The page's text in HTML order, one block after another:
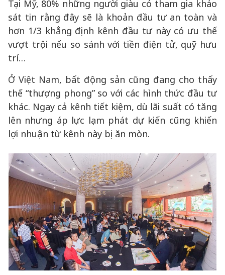
Tại Mỹ, 80% những người giàu có tham gia khảo
sát tin rằng đây sẽ là khoản đầu tư an toàn và
hơn 1/3 khẳng định kênh đầu tư này có ưu thế
vượt trội nếu so sánh với tiền điện tử, quỹ hưu
trí…
Ở Việt Nam, bất động sản cũng đang cho thấy
thế “thượng phong” so với các hình thức đầu tư
khác. Ngay cả kênh tiết kiệm, dù lãi suất có tăng
lên nhưng áp lực lạm phát dự kiến cũng khiến
lợi nhuận từ kênh này bị ăn mòn.